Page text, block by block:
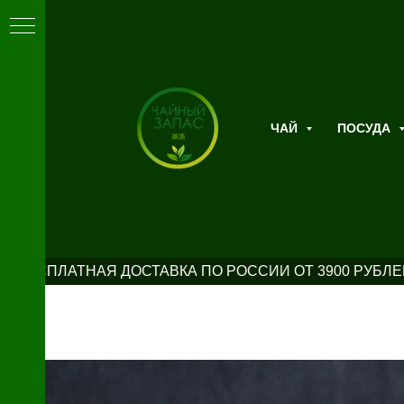
ЧАЙ ПОСУДА
БЕСПЛАТНАЯ ДОСТАВКА ПО РОССИИ ОТ 3900 РУБЛЕЙ